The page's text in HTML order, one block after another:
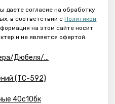
Дюбеля/...
(ТС-592)
40с10бк
даете согласие на обработку
в соответствии сПолитикой
на этом сайте носит
и не является офертой.